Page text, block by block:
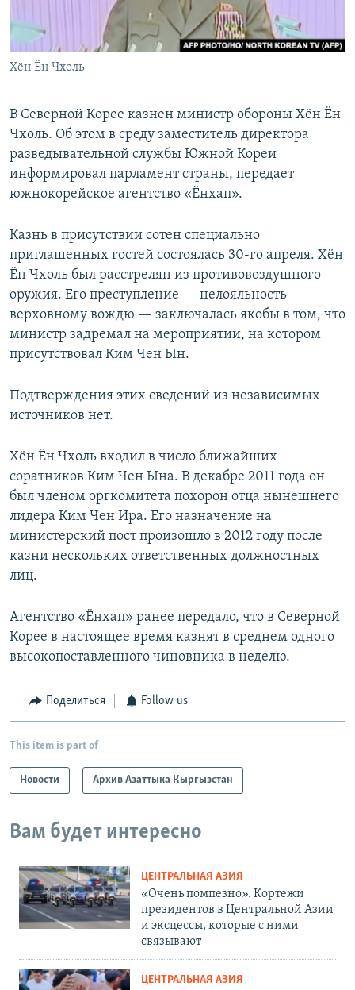
Хён Ён Чхоль
В Северной Корее казнен министр обороны Хён Ён
Чхоль. Об этом в среду заместитель директора
разведывательной службы Южной Кореи
информировал парламент страны, передает
южнокорейское агентство «Ёнхап».
Казнь в присутствии сотен специально
приглашенных гостей состоялась 30-го апреля. Хён
Ён Чхоль был расстрелян из противовоздушного
оружия. Его преступление — нелояльность
верховному вождю — заключалась якобы в том, что
министр задремал на мероприятии, на котором
присутствовал Ким Чен Ын.
Подтверждения этих сведений из независимых
источников нет.
Хён Ён Чхоль входил в число ближайших
соратников Ким Чен Ына. В декабре 2011 года он
был членом оргкомитета похорон отца нынешнего
лидера Ким Чен Ира. Его назначение на
министерский пост произошло в 2012 году после
казни нескольких ответственных должностных
лиц.
Агентство «Ёнхап» ранее передало, что в Северной
Корее в настоящее время казнят в среднем одного
высокопоставленного чиновника в неделю.
Поделиться Follow us
This item is part of
Новости Архив Азаттыка Кыргызстан
Вам будет интересно
ЦЕНТРАЛЬНАЯ АЗИЯ
«Очень помпезно». Кортежи
президентов в Центральной Азии
и эксцессы, которые с ними
связывают
ЦЕНТРАЛЬНАЯ АЗИЯ